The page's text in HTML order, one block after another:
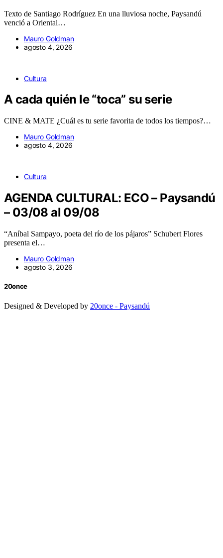
Texto de Santiago Rodríguez En una lluviosa noche, Paysandú
venció a Oriental…
Mauro Goldman
agosto 4, 2026
Cultura
A cada quién le “toca” su serie
CINE & MATE ¿Cuál es tu serie favorita de todos los tiempos?…
Mauro Goldman
agosto 4, 2026
Cultura
AGENDA CULTURAL: ECO – Paysandú
– 03/08 al 09/08
“Aníbal Sampayo, poeta del río de los pájaros” Schubert Flores
presenta el…
Mauro Goldman
agosto 3, 2026
20once
Designed & Developed by 20once - Paysandú